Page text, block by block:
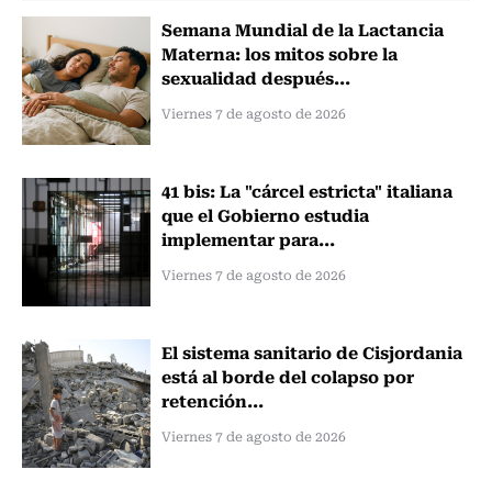
Semana Mundial de la Lactancia
Materna: los mitos sobre la
sexualidad después...
Viernes 7 de agosto de 2026
41 bis: La "cárcel estricta" italiana
que el Gobierno estudia
implementar para...
Viernes 7 de agosto de 2026
El sistema sanitario de Cisjordania
está al borde del colapso por
retención...
Viernes 7 de agosto de 2026